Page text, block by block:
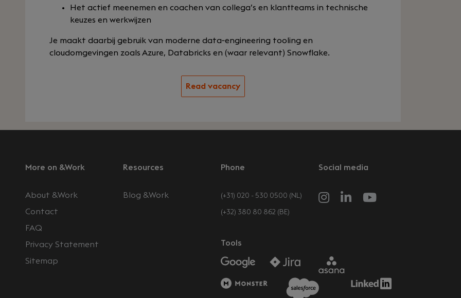
Het actief meenemen en coachen van collega’s en klantteams in technische
keuzes en werkwijzen
Je maakt daarbij gebruik van moderne data‑engineering tooling en
cloudomgevingen zoals Azure, Databricks en (waar relevant) Snowflake.
Read vacancy
More on &Work
About &Work
Contact
FAQ
Privacy Statement
Sitemap
Resources
Blog &Work
Phone
(+31) 020 - 530 0500 (NL)
(+32) 380 80 862 (BE)
Social media
Tools